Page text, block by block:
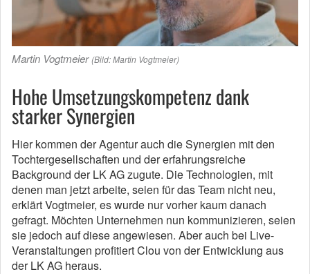
Martin Vogtmeier (Bild: Martin Vogtmeier)
Hohe Umsetzungskompetenz dank
starker Synergien
Hier kommen der Agentur auch die Synergien mit den
Tochtergesellschaften und der erfahrungsreiche
Background der LK AG zugute. Die Technologien, mit
denen man jetzt arbeite, seien für das Team nicht neu,
erklärt Vogtmeier, es wurde nur vorher kaum danach
gefragt. Möchten Unternehmen nun kommunizieren, seien
sie jedoch auf diese angewiesen. Aber auch bei Live-
Veranstaltungen profitiert Clou von der Entwicklung aus
der LK AG heraus.